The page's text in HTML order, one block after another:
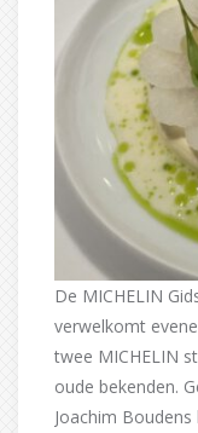
De MICHELIN
verwelkomt
twee MICHELIN
oude bekenden.
Joachim